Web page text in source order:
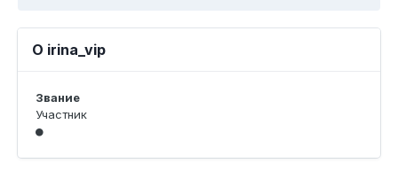
О irina_vip
Звание
Участник